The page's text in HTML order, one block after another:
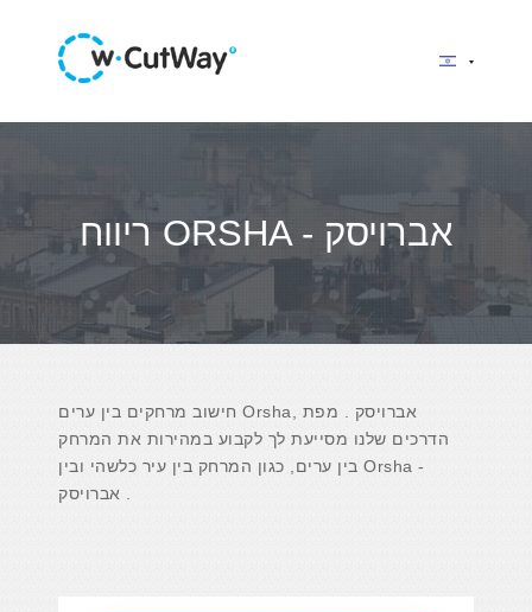
ריווח ORSHA - אברויסק
חישוב מרחקים בין ערים Orsha, אברויסק . מפת
הדרכים שלנו מסייעת לך לקבוע במהירות את המרחק
בין ערים, כגון המרחק בין עיר כלשהי ובין Orsha -